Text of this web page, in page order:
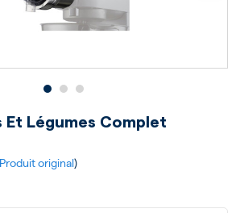
Et Légumes Complet
Produit original)